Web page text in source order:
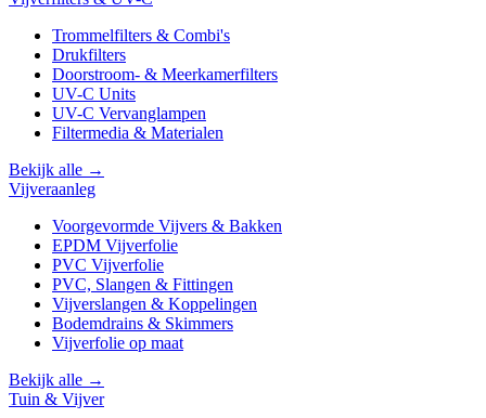
Trommelfilters & Combi's
Drukfilters
Doorstroom- & Meerkamerfilters
UV-C Units
UV-C Vervanglampen
Filtermedia & Materialen
Bekijk alle →
Vijveraanleg
Voorgevormde Vijvers & Bakken
EPDM Vijverfolie
PVC Vijverfolie
PVC, Slangen & Fittingen
Vijverslangen & Koppelingen
Bodemdrains & Skimmers
Vijverfolie op maat
Bekijk alle →
Tuin & Vijver